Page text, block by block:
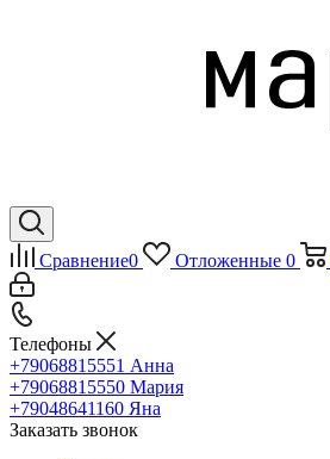
Сравнение0 Отложенные 0
Телефоны
+79068815551 Анна
+79068815550 Мария
+79048641160 Яна
Заказать звонок